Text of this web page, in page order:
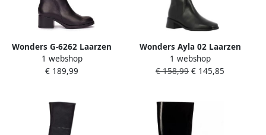
Wonders G-6262 Laarzen
Zwart Vrouw
1 webshop
€ 189,99
Wonders Ayla 02 Laarzen
Zwart Vrouw
1 webshop
€ 158,99 € 145,85